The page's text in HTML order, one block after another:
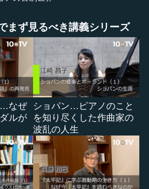
に正しい神とは違って、人間は過ち
ちを改めることに意義があるとする
ことを認めて、自分の至らなさを自
ようとするのが人文主義思想です。
学の父祖であるソクラテスに至り
いた「無知の知」という思想が人文
るといえます。無知の知とは何か。
されます。
があって、ソクラテスは「アテネ中
まず見るべき講義シリーズ
…なぜ
ルが
ショパン…ピアノのこと
を知り尽くした作曲家の
波乱の人生